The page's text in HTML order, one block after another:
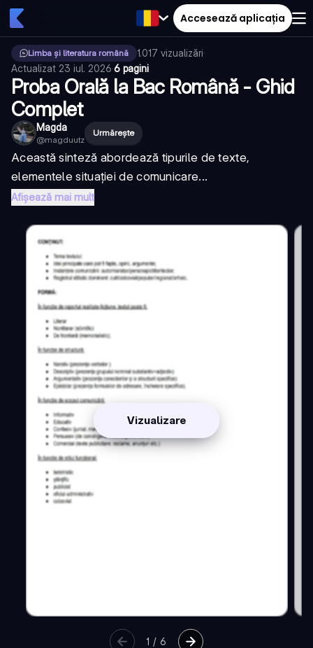
Accesează aplicația
Limba și literatura română 1.017 vizualizări·
Actualizat 23 iul. 2026·6 pagini
Proba Orală la Bac Română - Ghid
Complet
Magda
@magduutz
Urmărește
Această sinteză abordează tipurile de texte,
elementele situației de comunicare...
Afișează mai mult
Vizualizare
1 /6